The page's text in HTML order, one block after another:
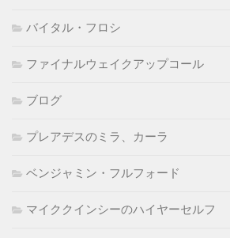
バイタル・フロシ
ファイナルウェイクアップコール
ブログ
プレアデスのミラ、カーラ
ベンジャミン・フルフォード
マイククインシーのハイヤーセルフ